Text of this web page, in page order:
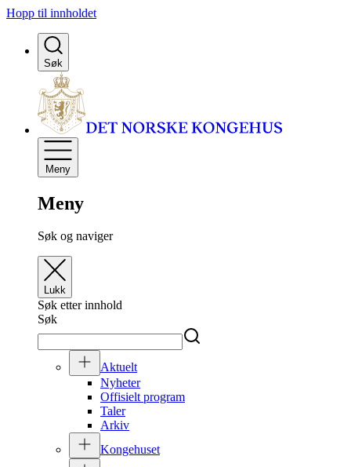
Hopp til innholdet
Søk
Meny
Meny
Søk og naviger
Lukk
Søk etter innhold
Søk
Aktuelt
Nyheter
Offisielt program
Taler
Arkiv
Kongehuset